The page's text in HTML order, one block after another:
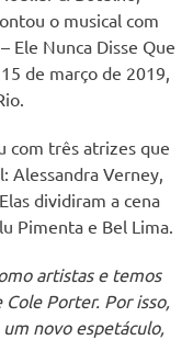
o musical com
Ele Nunca Disse Que
de março de 2019,
com três atrizes que
Alessandra Verney,
dividiram a cena
Pimenta e Bel Lima.
artistas e temos
Porter. Por isso,
novo espetáculo,